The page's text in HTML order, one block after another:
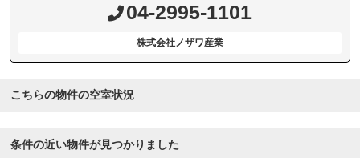
04-2995-1101
株式会社ノザワ産業
こちらの物件の空室状況
条件の近い物件が見つかりました